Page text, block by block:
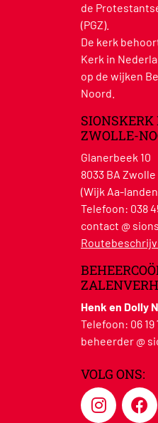
de
(PGZ).
De kerk
Kerk in
op de wijken
Noord.
ZWOLLE-
Glanerbeek 10
8033 BA Zwolle
(Wijk Aa-
Telefoon: 038
contact @
Henk en Dolly
Telefoon: 06 19
beheerder @
VOLG ONS: